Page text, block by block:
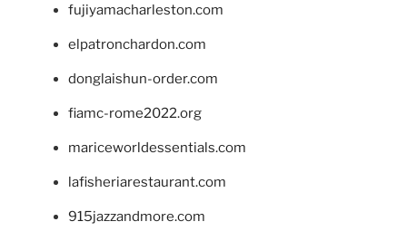
fujiyamacharleston.com
elpatronchardon.com
donglaishun-order.com
fiamc-rome2022.org
mariceworldessentials.com
lafisheriarestaurant.com
915jazzandmore.com